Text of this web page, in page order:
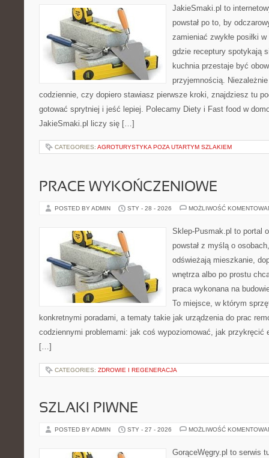
JakieSmaki.pl to
powstał po to, by
zamieniać zwykłe posiłki
gdzie receptury spotykają
kuchnia przestaje być
przyjemnością.
codziennie, czy dopiero stawiasz pierwsze kroki, znajdziesz tu
gotować sprytniej i jeść lepiej. Polecamy Diety i Fast food w
JakieSmaki.pl liczy się […]
CATEGORIES: AGROTURYSTYKA POZA UTARTYM SZLAKIEM
PRACE WYKOŃCZENIOWE
POSTED BY ADMIN STY - 28 - 2026 MOŻLIWOŚĆ
Sklep-Pusmak.pl to portal
powstał z myślą o
odświeżają mieszkanie,
wnętrza albo po prostu
praca wykonana na
To miejsce, w którym
konkretnymi poradami, a tematy takie jak urządzenia do prac
codziennymi problemami: jak coś wypoziomować, jak przykręcić
[…]
CATEGORIES: ZDROWIE I REGENERACJA
SZLAKI PIWNE
POSTED BY ADMIN STY - 27 - 2026 MOŻLIWOŚĆ
GorąceWęgry.pl to serwis